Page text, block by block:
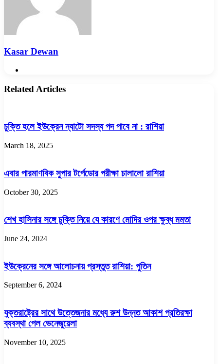
Kasar Dewan
Related Articles
চুক্তি হলে ইউক্রেন ন্যাটো সদস্য পদ পাবে না : রাশিয়া
March 18, 2025
এবার পারমাণবিক সুপার টর্পেডোর পরীক্ষা চালালো রাশিয়া
October 30, 2025
শেখ হাসিনার সঙ্গে চুক্তি নিয়ে যে কারণে মোদির ওপর ক্ষুব্ধ মমতা
June 24, 2024
ইউক্রেনের সঙ্গে আলোচনায় প্রস্তুত রাশিয়া: পুতিন
September 6, 2024
যুক্তরাষ্ট্রের সাথে উত্তেজনার মধ্যে রুশ উন্নত আকাশ প্রতিরক্ষা
ব্যবস্থা পেল ভেনেজুয়েলা
November 10, 2025